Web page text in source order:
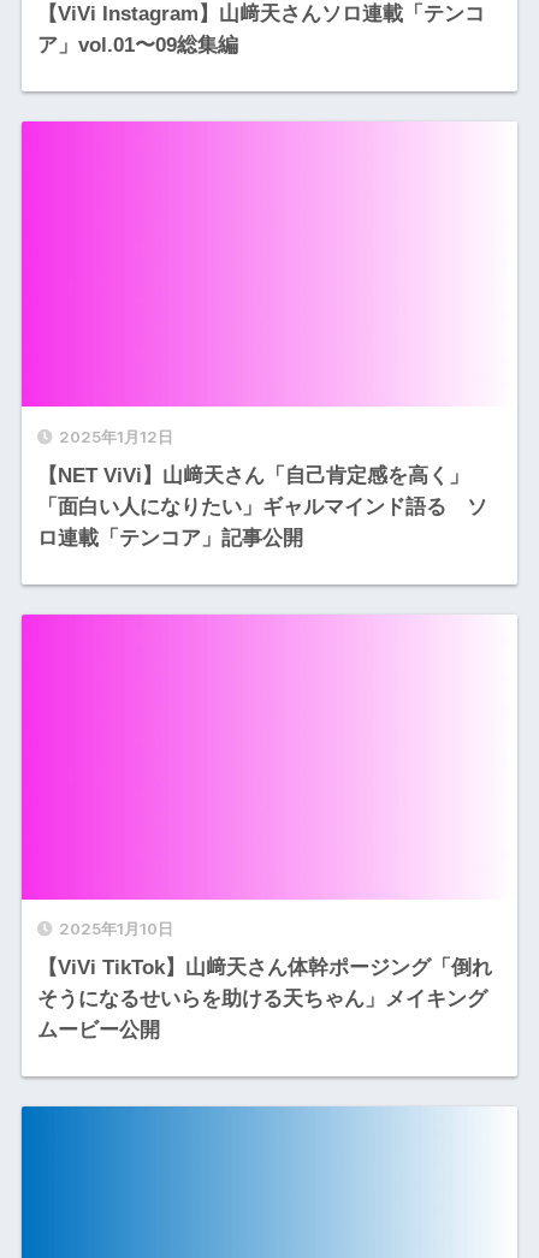
【ViVi Instagram】山﨑天さんソロ連載「テンコ
ア」vol.01〜09総集編
2025年1月12日
【NET ViVi】山﨑天さん「自己肯定感を高く」
「面白い人になりたい」ギャルマインド語る ソ
ロ連載「テンコア」記事公開
2025年1月10日
【ViVi TikTok】山﨑天さん体幹ポージング「倒れ
そうになるせいらを助ける天ちゃん」メイキング
ムービー公開